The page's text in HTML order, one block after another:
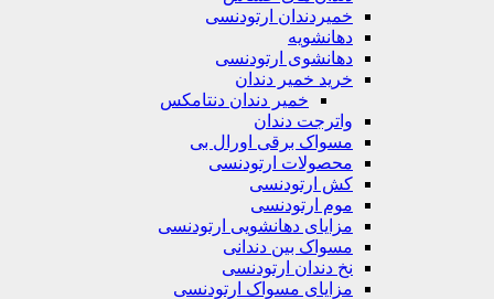
خمیردندان ارتودنسی
دهانشویه‌
دهانشوی ارتودنسی
خرید خمیر دندان
خمیر دندان دنتامکس
واترجت دندان
مسواک برقی اورال بی
محصولات ارتودنسی
کش ارتودنسی
موم ارتودنسی
مزایای دهانشویی ارتودنسی
مسواک بین دندانی
نخ دندان ارتودنسی
مزایای مسواک ارتودنسی